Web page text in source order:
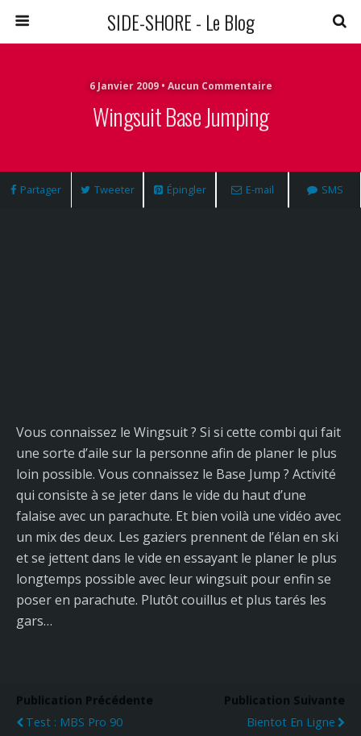
SIDE-SHORE - Le Blog
6 Janvier 2009 • Aucun Commentaire
Wingsuit Base Jumping
Partager Tweeter Épingler E-mail SMS
Vous connaissez le Wingsuit ? Si si cette combi qui fait
une sorte d’aile sur la personne afin de planer le plus
loin possible. Vous connaissez le Base Jump ? Activité
qui consiste à se jeter dans le vide du haut d’une
falaise avec un parachute. Et bien voilà une vidéo avec
un mix des deux. Les gaziers prennent de l’élan en ski
et se jettent dans le vide en essayant le planer le plus
longtemps possible avec leur wingsuit pour enfin se
poser en parachute. Plutôt couillus et plus tarés les
gars…
Publication Précédente
Test : MBS Pro 90
Publication Suivante
Bientot En Ligne